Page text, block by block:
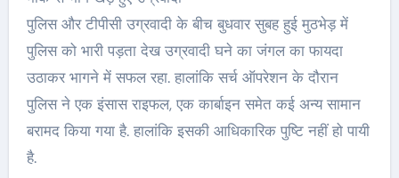
पुलिस और टीपीसी उग्रवादी के बीच बुधवार सुबह हुई मुठभेड़ में
पुलिस को भारी पड़ता देख उग्रवादी घने का जंगल का फायदा
उठाकर भागने में सफल रहा. हालांकि सर्च ऑपरेशन के दौरान
पुलिस ने एक इंसास राइफल, एक कार्बाइन समेत कई अन्य सामान
बरामद किया गया है. हालांकि इसकी आधिकारिक पुष्टि नहीं हो पायी
है.